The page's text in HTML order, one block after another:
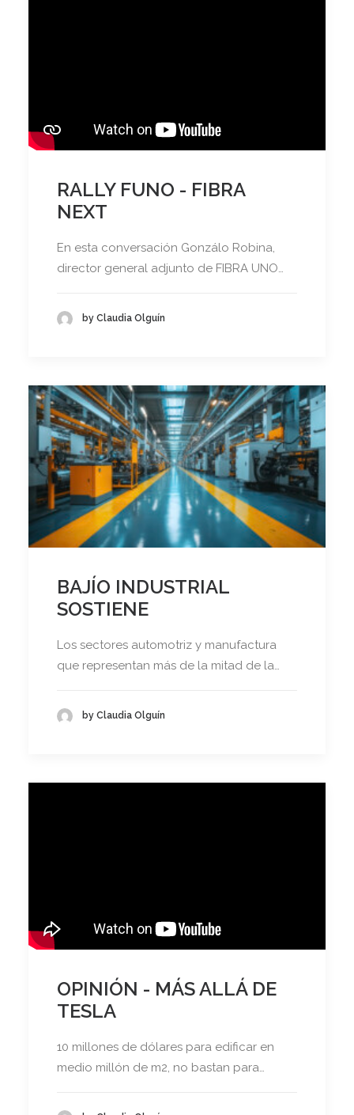
RALLY FUNO - FIBRA
NEXT
En esta conversación Gonzálo Robina,
director general adjunto de FIBRA UNO…
by Claudia Olguín
BAJÍO INDUSTRIAL
SOSTIENE
Los sectores automotriz y manufactura
que representan más de la mitad de la…
by Claudia Olguín
OPINIÓN - MÁS ALLÁ DE
TESLA
10 millones de dólares para edificar en
medio millón de m2, no bastan para…